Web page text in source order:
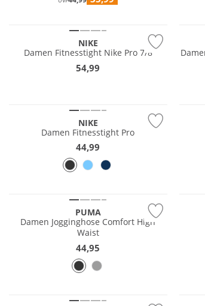
NIKE
Damen Fitnesstight Nike Pro 7/8
54,99
NIKE
Damen Fitnesstight Pro
44,99
PUMA
Damen Jogginghose Comfort High
Waist
44,95